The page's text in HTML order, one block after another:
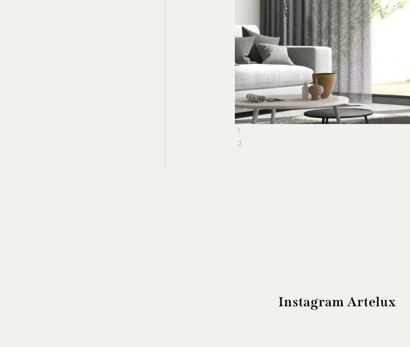
1
2
Instagram Artelux